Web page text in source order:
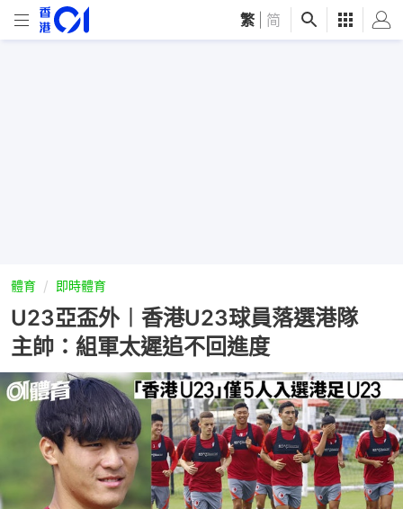
繁 简
體育 即時體育
U23亞盃外︱香港U23球員落選港隊
主帥：組軍太遲追不回進度